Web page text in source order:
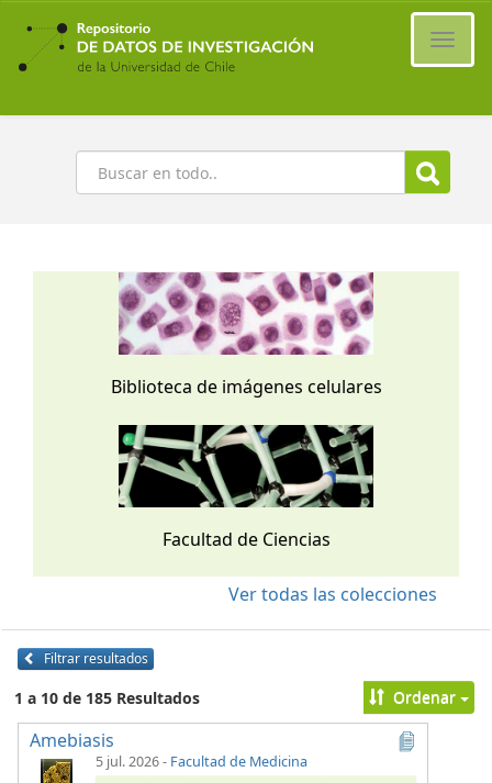
Ir
contenido
principal
Buscar
Biblioteca de imágenes celulares
Facultad de Ciencias
Ver todas las colecciones
Filtrar resultados
1 a 10 de 185 Resultados Ordenar
Amebiasis
5 jul. 2026- Facultad de Medicina